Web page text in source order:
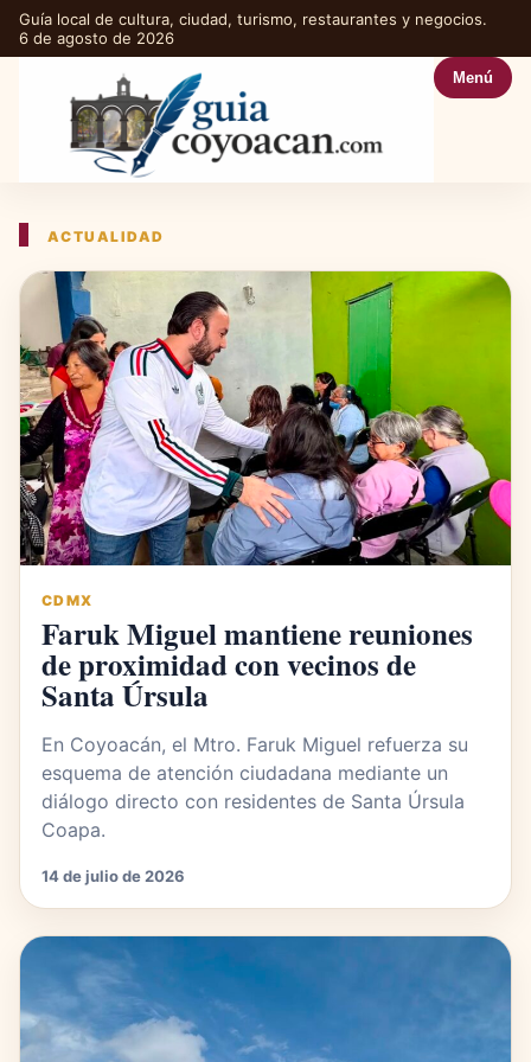
Guía local de cultura, ciudad, turismo, restaurantes y negocios.
6 de agosto de 2026
Menú
ACTUALIDAD
CDMX
Faruk Miguel mantiene reuniones
de proximidad con vecinos de
Santa Úrsula
En Coyoacán, el Mtro. Faruk Miguel refuerza su
esquema de atención ciudadana mediante un
diálogo directo con residentes de Santa Úrsula
Coapa.
14 de julio de 2026